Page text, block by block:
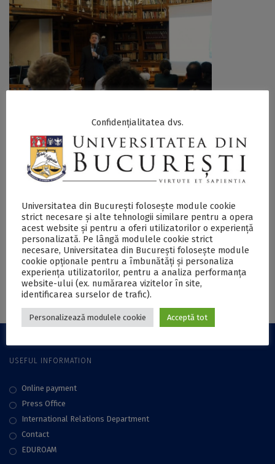
Past, Present and Future of the Book
with PhD Prof. Marian Preda
03 May 2019
Posts
navigation
1 2
USEFUL INFORMATION
Online payment
Press Office
International Relations Department
Contact
EDUROAM
Confidențialitatea dvs.
Universitatea din București folosește module cookie
strict necesare și alte tehnologii similare pentru a opera
acest website și pentru a oferi utilizatorilor o experiență
personalizată. Pe lângă modulele cookie strict
necesare, Universitatea din București folosește module
cookie opționale pentru a îmbunătăți și personaliza
experiența utilizatorilor, pentru a analiza performanța
website-ului (ex. numărarea vizitelor în site,
identificarea surselor de trafic).
Personalizează modulele cookie Acceptă tot